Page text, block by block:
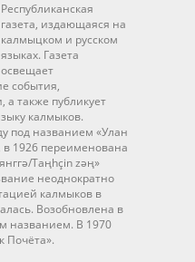
Республиканская
газета, издающаяся на
калмыцком и русском
языках. Газета
освещает
события,
также публикует
калмыков.
под названием «Улан
1926 переименована
Taңhçin zәң»
неоднократно
калмыков в
Возобновлена в
названием. В 1970
Почёта».